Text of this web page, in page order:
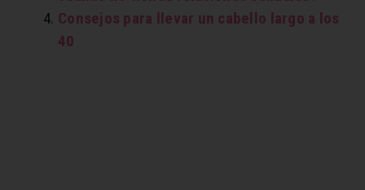
Consejos para llevar un cabello largo a los
40